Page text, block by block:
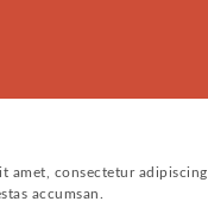
amet, consectetur adipiscing
accumsan.